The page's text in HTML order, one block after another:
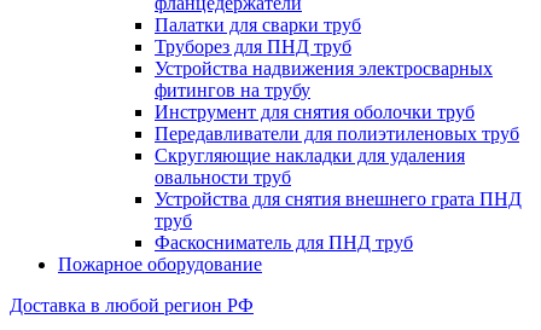
Палатки для сварки труб
Труборез для ПНД труб
Устройства надвижения электросварных
фитингов на трубу
Инструмент для снятия оболочки труб
Передавливатели для полиэтиленовых труб
Скругляющие накладки для удаления
овальности труб
Устройства для снятия внешнего грата ПНД
труб
Фаскосниматель для ПНД труб
Пожарное оборудование
Доставка в любой регион РФ